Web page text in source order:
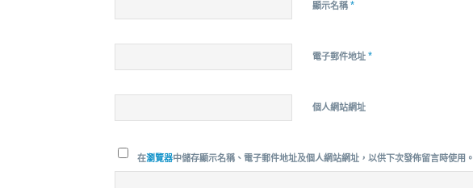
顯示名稱 *
電子郵件地址 *
個人網站網址
在瀏覽器中儲存顯示名稱、電子郵件地址及個人網站網址，以供下次發佈留言時使用。